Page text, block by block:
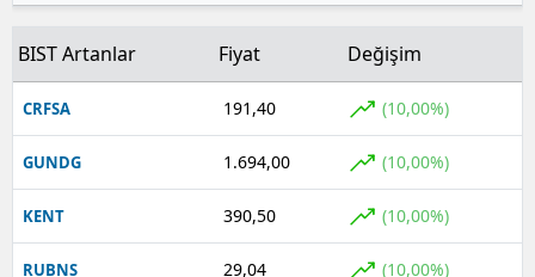
Kırıkkale
Batman
BIST Artanlar Fiyat Değişim
CRFSA 191,40 (10,00%)
GUNDG 1.694,00 (10,00%)
KENT 390,50 (10,00%)
RUBNS 29,04 (10,00%)